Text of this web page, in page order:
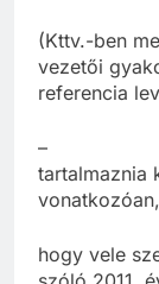
(Kttv.-ben
vezetői
referencia
– – A
tartalmaznia
vonatkozóan,
hogy vele